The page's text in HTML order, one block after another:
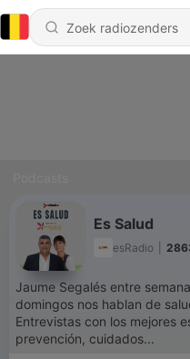
Es Salud
esRadio
Jaume Segalés entre
domingos nos hablan de
Entrevistas con los mejores
prevención, cuidados...